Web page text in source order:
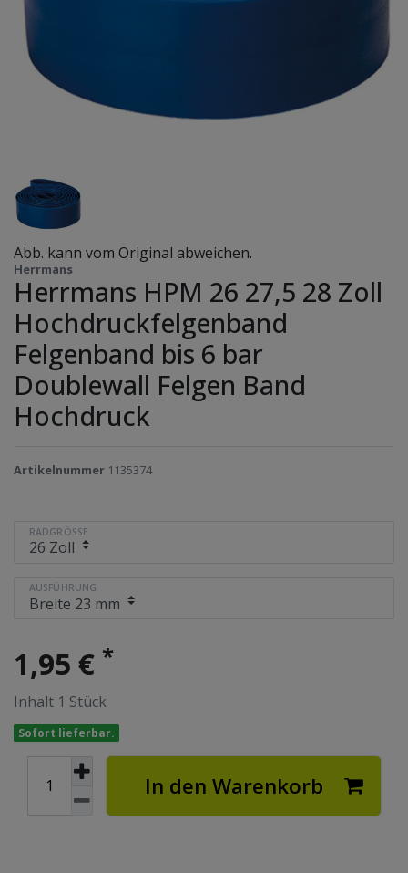
Abb. kann vom Original abweichen.
Herrmans
Herrmans HPM 26 27,5 28 Zoll
Hochdruckfelgenband
Felgenband bis 6 bar
Doublewall Felgen Band
Hochdruck
Artikelnummer 1135374
RADGRÖSSE
AUSFÜHRUNG
1,95 € *
Inhalt 1 Stück
Sofort lieferbar.
In den Warenkorb